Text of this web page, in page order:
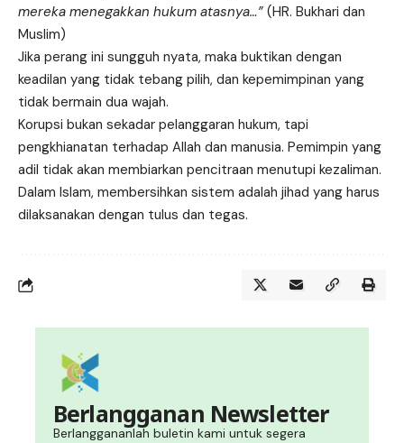
mereka menegakkan hukum atasnya…” (HR. Bukhari dan
Muslim)
Jika perang ini sungguh nyata, maka buktikan dengan
keadilan yang tidak tebang pilih, dan kepemimpinan yang
tidak bermain dua wajah.
Korupsi bukan sekadar pelanggaran hukum, tapi
pengkhianatan terhadap Allah dan manusia. Pemimpin yang
adil tidak akan membiarkan pencitraan menutupi kezaliman.
Dalam Islam, membersihkan sistem adalah jihad yang harus
dilaksanakan dengan tulus dan tegas.
Berlangganan Newsletter
Berlanggananlah buletin kami untuk segera